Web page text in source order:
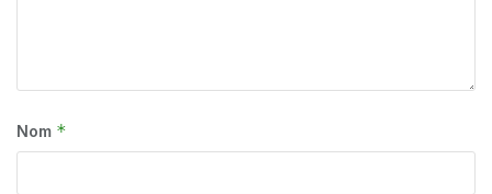
Nom *